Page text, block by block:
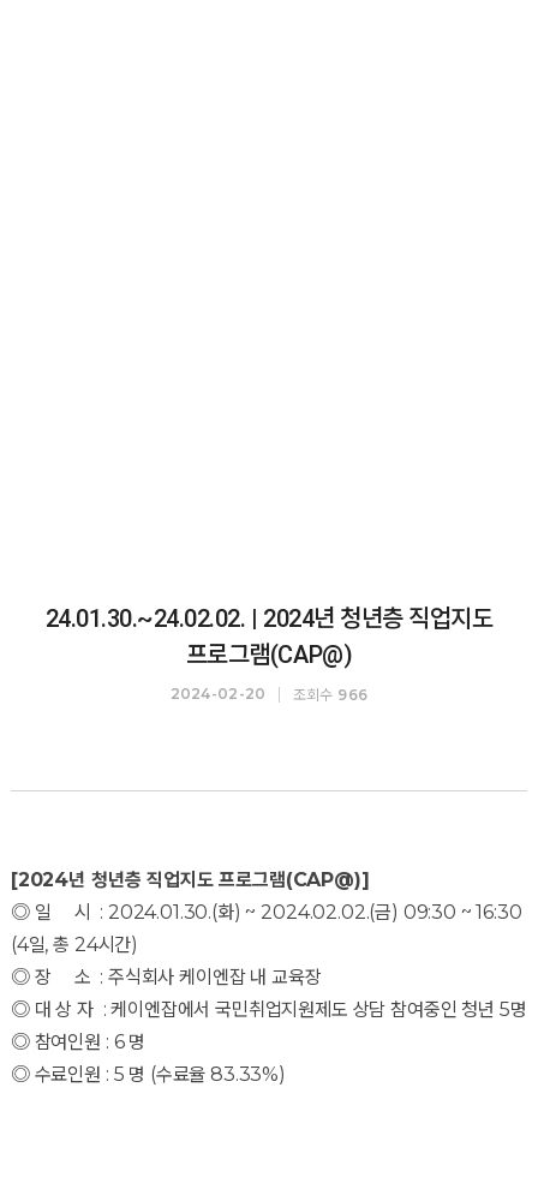
24.01.30.~24.02.02. | 2024년 청년층 직업지도
프로그램(CAP@)
2024-02-20 조회수 966
[2024년 청년층 직업지도 프로그램(CAP@)]
◎ 일 시 : 2024.01.30.(화) ~ 2024.02.02.(금) 09:30 ~ 16:30
(4일, 총 24시간)
◎ 장 소 : 주식회사 케이엔잡 내 교육장
◎ 대 상 자 : 케이엔잡에서 국민취업지원제도 상담 참여중인 청년 5명
◎ 참여인원 : 6 명
◎ 수료인원 : 5 명 (수료율 83.33%)